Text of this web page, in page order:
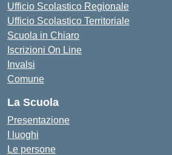
Ufficio Scolastico Regionale
Ufficio Scolastico Territoriale
Scuola in Chiaro
Iscrizioni On Line
Invalsi
Comune
La Scuola
Presentazione
I luoghi
Le persone